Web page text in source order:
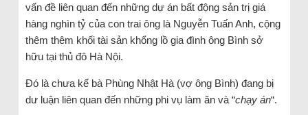
vấn đề liên quan đến những dự án bất động sản trị giá
hàng nghìn tỷ của con trai ông là Nguyễn Tuấn Anh, cộng
thêm thêm khối tài sản khổng lồ gia đình ông Bình sở
hữu tại thủ đô Hà Nội.
Đó là chưa kể bà Phùng Nhật Hà (vợ ông Bình) đang bị
dư luận liên quan đến những phi vụ làm ăn và “chạy án“.